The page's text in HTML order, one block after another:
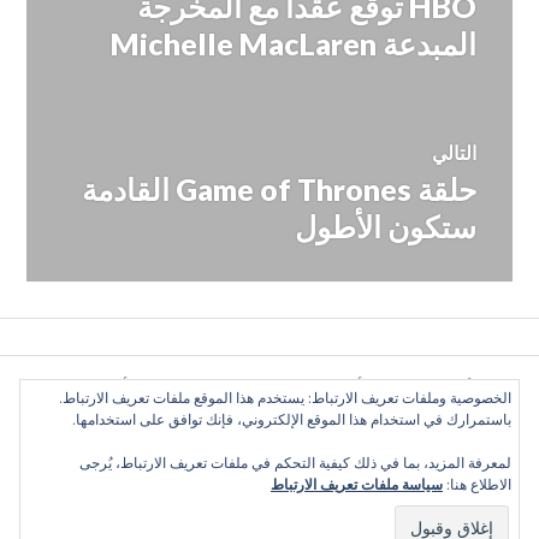
المقالات
السابقة:
المبدعة Michelle MacLaren
التالي
المقالة
التالية:
حلقة Game of Thrones القادمة
ستكون الأطول
كل الأراء تعبّر عن رأي الكاتب وحده, ولا تعبر عن رأي الموقع
Facebook
Twitter
الخصوصية وملفات تعريف الارتباط: يستخدم هذا الموقع ملفات تعريف الارتباط.
باستمرارك في استخدام هذا الموقع الإلكتروني، فإنك توافق على استخدامها.
لمعرفة المزيد، بما في ذلك كيفية التحكم في ملفات تعريف الارتباط، يُرجى
الاطلاع هنا: سياسة ملفات تعريف الارتباط